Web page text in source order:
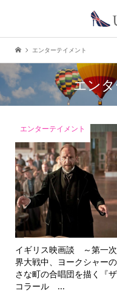
エンターテイメント
エン
エンターテイメント
イギリス映画談 ～第一
界大戦中、ヨークシャー
さな町の合唱団を描く『ザ
コラール ...